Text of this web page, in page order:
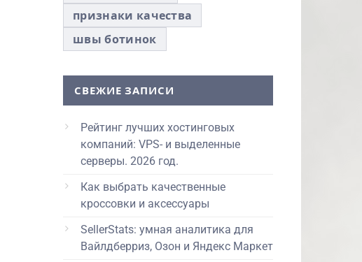
признаки качества
швы ботинок
СВЕЖИЕ ЗАПИСИ
Рейтинг лучших хостинговых
компаний: VPS- и выделенные
серверы. 2026 год.
Как выбрать качественные
кроссовки и аксессуары
SellerStats: умная аналитика для
Вайлдберриз, Озон и Яндекс Маркет